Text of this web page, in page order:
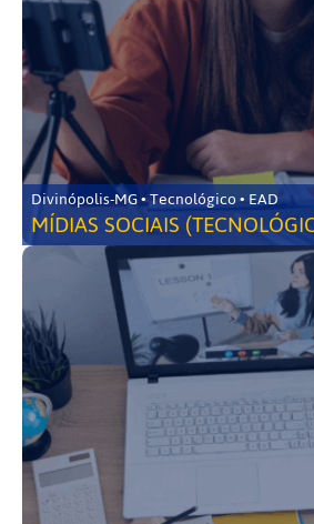
Divinópolis-MG • Tecnológico • EAD
MÍDIAS SOCIAIS